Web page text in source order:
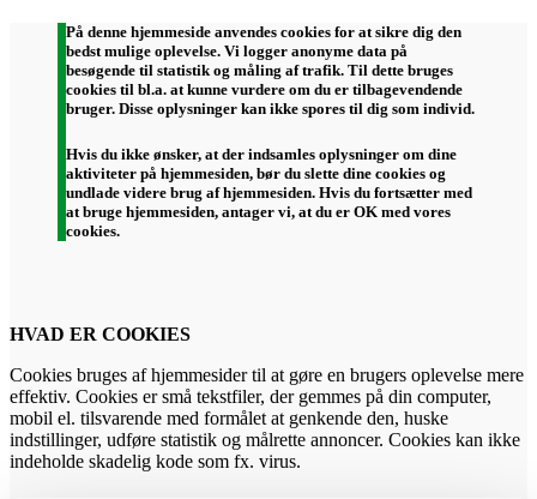
På denne hjemmeside anvendes cookies for at sikre dig den
bedst mulige oplevelse. Vi logger anonyme data på
besøgende til statistik og måling af trafik. Til dette bruges
cookies til bl.a. at kunne vurdere om du er tilbagevendende
bruger. Disse oplysninger kan ikke spores til dig som individ.
Hvis du ikke ønsker, at der indsamles oplysninger om dine
aktiviteter på hjemmesiden, bør du slette dine cookies og
undlade videre brug af hjemmesiden. Hvis du fortsætter med
at bruge hjemmesiden, antager vi, at du er OK med vores
cookies.
HVAD ER COOKIES
Cookies bruges af hjemmesider til at gøre en brugers oplevelse mere
effektiv. Cookies er små tekstfiler, der gemmes på din computer,
mobil el. tilsvarende med formålet at genkende den, huske
indstillinger, udføre statistik og målrette annoncer. Cookies kan ikke
indeholde skadelig kode som fx. virus.